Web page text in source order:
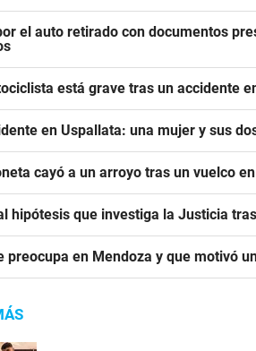
el auto retirado con documentos
está grave tras un accidente
en Uspallata: una mujer y sus
cayó a un arroyo tras un vuelco
hipótesis que investiga la Justicia
preocupa en Mendoza y que motivó